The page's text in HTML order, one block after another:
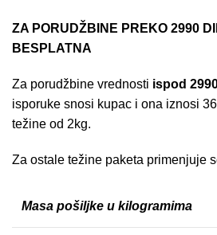
ZA PORUDŽBINE PREKO 2990
BESPLATNA
Za porudžbine vrednosti ispod
isporuke snosi kupac i ona iznosi
težine od 2kg.
Za ostale težine paketa primenjuje
Masa pošiljke u kilogramima